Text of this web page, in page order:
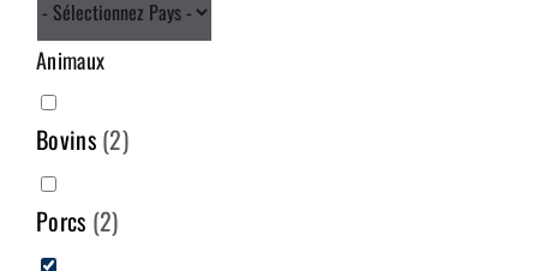
Animaux
Bovins (2)
Porcs (2)